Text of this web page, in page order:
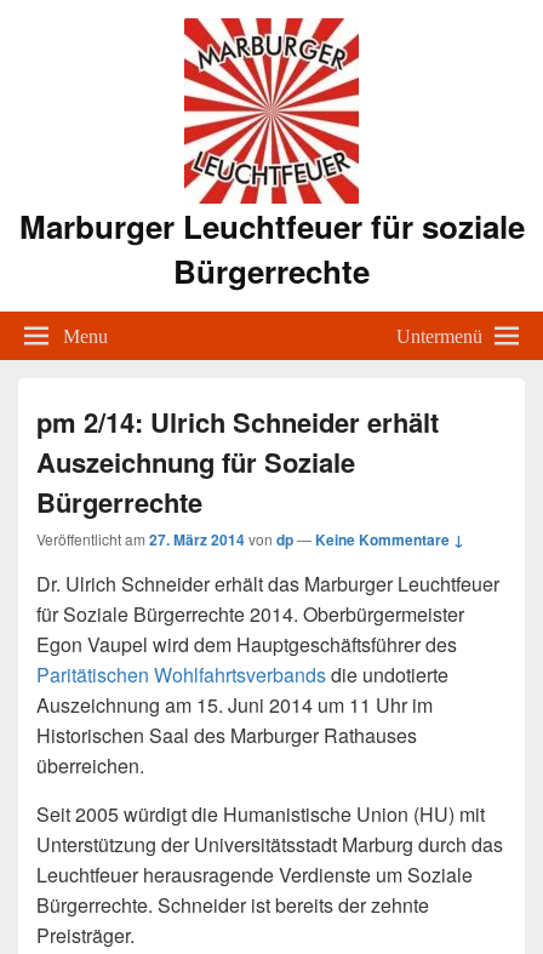
Marburger Leuchtfeuer für soziale
Bürgerrechte
Menu Untermenü
pm 2/14: Ulrich Schneider erhält
Auszeichnung für Soziale
Bürgerrechte
Veröffentlicht am 27. März 2014von dp—Keine Kommentare ↓
Dr. Ulrich Schneider erhält das Marburger Leuchtfeuer
für Soziale Bürgerrechte 2014. Oberbürgermeister
Egon Vaupel wird dem Hauptgeschäftsführer des
Paritätischen Wohlfahrtsverbandsdie undotierte
Auszeichnung am 15. Juni 2014 um 11 Uhr im
Historischen Saal des Marburger Rathauses
überreichen.
Seit 2005 würdigt die Humanistische Union (HU) mit
Unterstützung der Universitätsstadt Marburg durch das
Leuchtfeuer herausragende Verdienste um Soziale
Bürgerrechte. Schneider ist bereits der zehnte
Preisträger.